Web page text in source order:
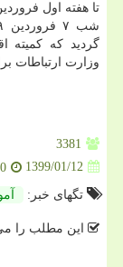
گردید كه كمیته
وزارت ارتباطات
3381
1399/01/12
تگهای خبر:
این مطلب را